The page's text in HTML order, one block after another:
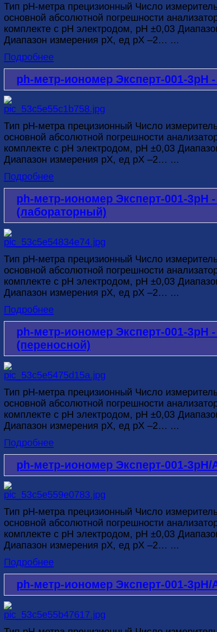
Тип рН-метра прецизионный Число
основной абсолютной погрешности
комплекте с рН электродом, рН ±0,03
Диапазон измерения рХ, ед рХ –2… ...
Подробнее
ph-метр-иономер Эксперт-001-3рН
Тип рН-метра прецизионный Число
основной абсолютной погрешности
комплекте с рН электродом, рН ±0,03
Диапазон измерения рХ, ед рХ –2… ...
Подробнее
ph-метр-иономер Эксперт-001-
(лабораторный)
Тип рН-метра прецизионный Число
основной абсолютной погрешности
комплекте с рН электродом, рН ±0,03
Диапазон измерения рХ, ед рХ –2… ...
Подробнее
ph-метр-иономер Эксперт-001-
(переносной)
Тип рН-метра прецизионный Число
основной абсолютной погрешности
комплекте с рН электродом, рН ±0,03
Диапазон измерения рХ, ед рХ –2… ...
Подробнее
ph-метр-иономер Эксперт-001-
Тип рН-метра прецизионный Число
основной абсолютной погрешности
комплекте с рН электродом, рН ±0,03
Диапазон измерения рХ, ед рХ –2… ...
Подробнее
ph-метр-иономер Эксперт-001-